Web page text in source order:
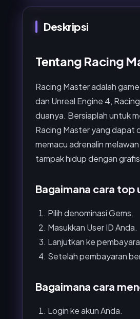
Deskripsi
Tentang Racing
Racing Master adalah
dan Unreal Engine 4,
duanya. Bersiaplah untuk
Racing Master yang dapat
memacu adrenalin
tampak hidup dengan
Bagaimana cara top
Pilih denominasi Gems.
Masukkan User ID Anda.
Lanjutkan ke
Setelah pembayaran
Bagaimana cara
Login ke akun Anda.